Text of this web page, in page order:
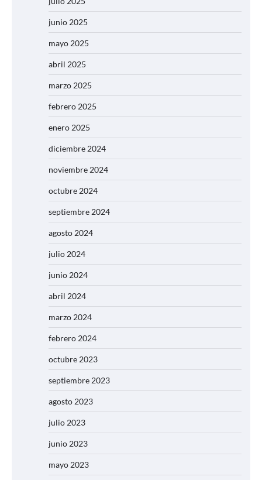
junio 2025
mayo 2025
abril 2025
marzo 2025
febrero 2025
enero 2025
diciembre 2024
noviembre 2024
octubre 2024
septiembre 2024
agosto 2024
julio 2024
junio 2024
abril 2024
marzo 2024
febrero 2024
octubre 2023
septiembre 2023
agosto 2023
julio 2023
junio 2023
mayo 2023